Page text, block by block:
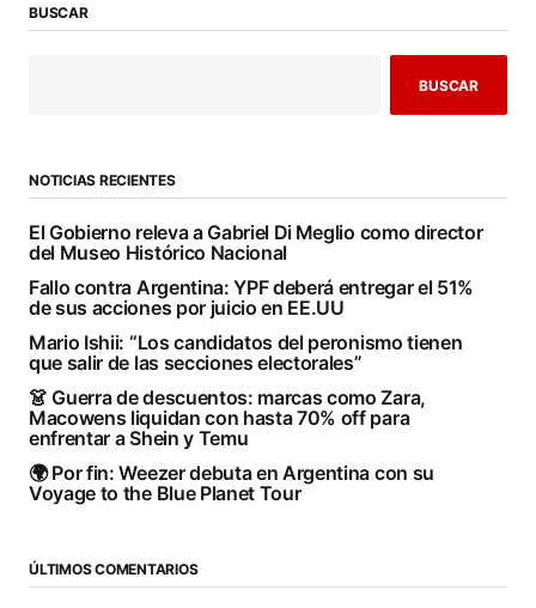
BUSCAR
BUSCAR
NOTICIAS RECIENTES
El Gobierno releva a Gabriel Di Meglio como director
del Museo Histórico Nacional
Fallo contra Argentina: YPF deberá entregar el 51%
de sus acciones por juicio en EE.UU
Mario Ishii: “Los candidatos del peronismo tienen
que salir de las secciones electorales”
👗 Guerra de descuentos: marcas como Zara,
Macowens liquidan con hasta 70% off para
enfrentar a Shein y Temu
🌍 Por fin: Weezer debuta en Argentina con su
Voyage to the Blue Planet Tour
ÚLTIMOS COMENTARIOS